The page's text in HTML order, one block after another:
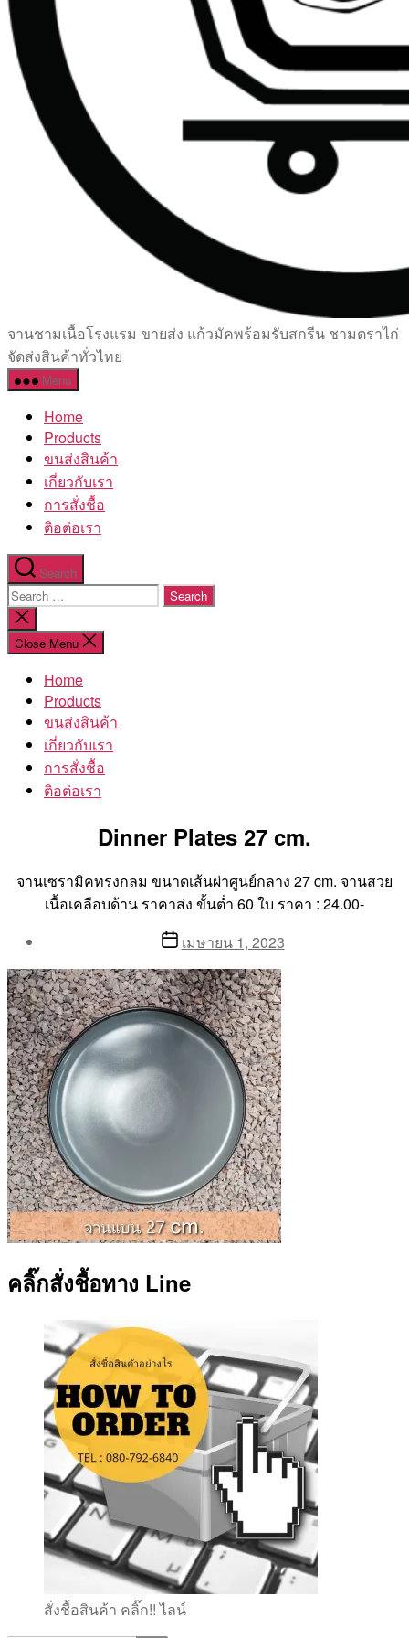
เซรามิค
ครบ
ครัน
โรงงาน
จานชามเนื้อโรงแรม ขายส่ง แก้วมัคพร้อมรับสกรีน ชามตราไก่
จัดส่งสินค้าทั่วไทย
Menu
Home
Products
ขนส่งสินค้า
เกี่ยวกับเรา
การสั่งชื้อ
ติอต่อเรา
Search
Search
for:
Close
search
Close Menu
Home
Products
ขนส่งสินค้า
เกี่ยวกับเรา
การสั่งชื้อ
ติอต่อเรา
Dinner Plates 27 cm.
จานเซรามิคทรงกลม ขนาดเส้นผ่าศูนย์กลาง 27 cm. จานสวย
เนื้อเคลือบด้าน ราคาส่ง ขั้นต่ำ 60 ใบ ราคา : 24.00-
By
Aea
Postเมษายน 1, 2023
คลิ๊กสั่งชื้อทาง Line
สั่งชื้อสินค้า คลิ๊ก!! ไลน์